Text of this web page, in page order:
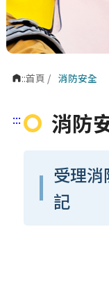
:::首頁 / 消防安全
::: 消防
受理
記